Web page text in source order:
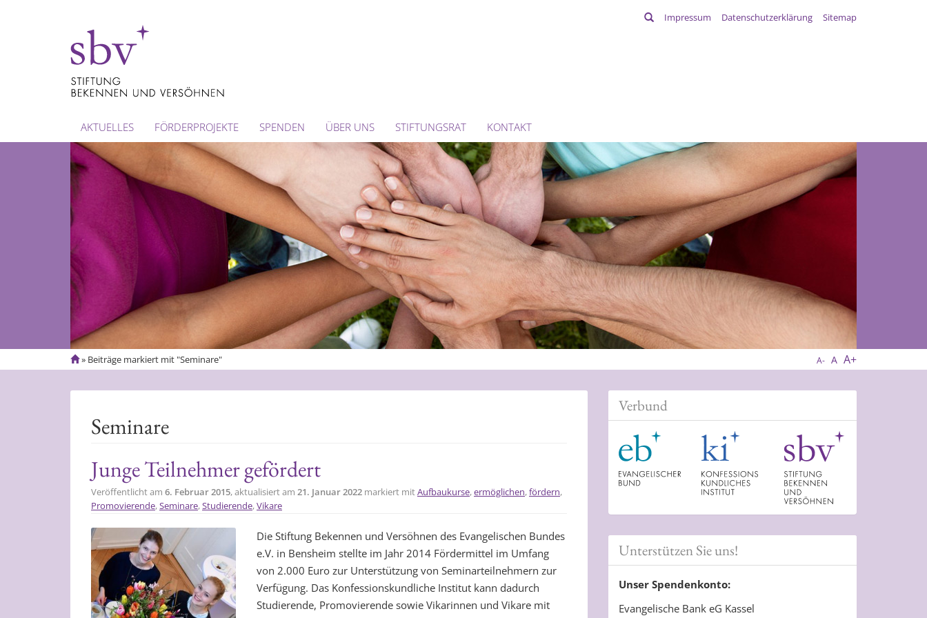
Suchen
Impressum Datenschutzerklärung Sitemap
AKTUELLES FÖRDERPROJEKTE SPENDEN ÜBER UNS STIFTUNGSRAT KONTAKT
S
t
» Beiträge markiert mit "Seminare" A- A A+
Seminare
Junge Teilnehmer gefördert
Veröffentlicht am 6. Februar 2015, aktualisiert am 21. Januar 2022 markiert mitAufbaukurse,ermöglichen,fördern,
Promovierende,Seminare,Studierende,Vikare
Die Stiftung Bekennen und Versöhnen des Evangelischen Bundes
e.V. in Bensheim stellte im Jahr 2014 Fördermittel im Umfang
von 2.000 Euro zur Unterstützung von Seminarteilnehmern zur
Verfügung. Das Konfessionskundliche Institut kann dadurch
Studierende, Promovierende sowie Vikarinnen und Vikare mit
Verbund
Unterstützen Sie uns!
Unser Spendenkonto:
Evangelische Bank eG Kassel